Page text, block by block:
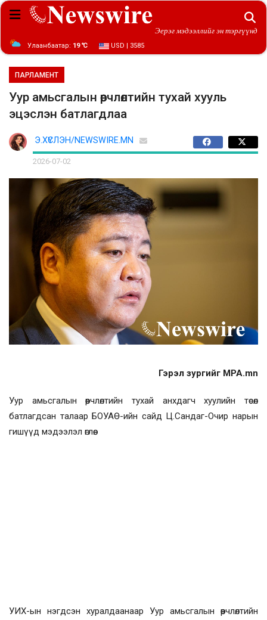
Эерэг мэдээллийг эн тэргүүнд
Улаанбаатар: 19 ℃ USD | 3585
ПАРЛАМЕНТ
Уур амьсгалын өөрчлөлтийн тухай хууль
эцэслэн батлагдлаа
Э.ХҮСЛЭН/NEWSWIRE.MN
2026-07-02
Гэрэл зургийг MPA.mn
Уур амьсгалын өөрчлөлтийн тухай анхдагч хуулийн төсөл
батлагдсан талаар БОУАӨ-ийн сайд Ц.Сандаг-Очир нарын
гишүүд мэдээлэл өглөө.
УИХ-ын нэгдсэн хуралдаанаар Уур амьсгалын өөрчлөлтийн